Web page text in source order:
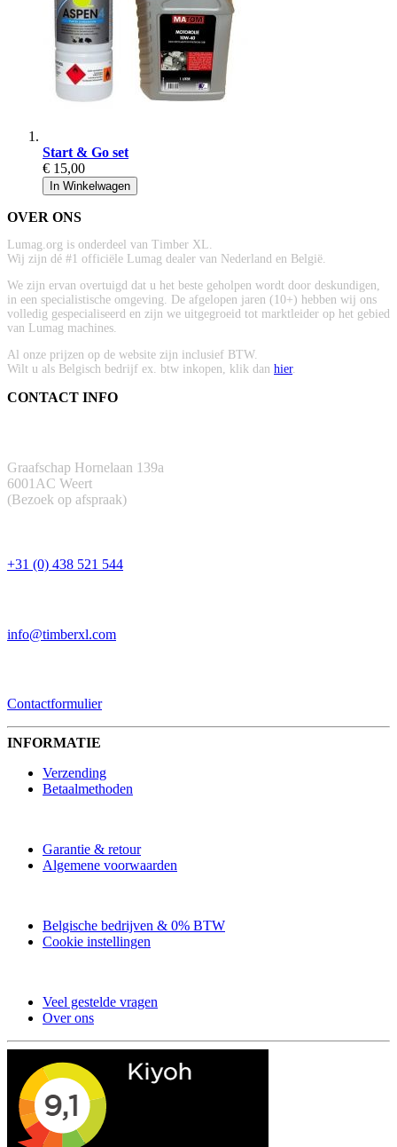
Start & Go set
€ 15,00
In Winkelwagen
OVER ONS
Lumag.org is onderdeel van Timber XL.
Wij zijn dé #1 officiële Lumag dealer van Nederland en België.
We zijn ervan overtuigd dat u het beste geholpen wordt door deskundigen,
in een specialistische omgeving. De afgelopen jaren (10+) hebben wij ons
volledig gespecialiseerd en zijn we uitgegroeid tot marktleider op het gebied
van Lumag machines.
Al onze prijzen op de website zijn inclusief BTW.
Wilt u als Belgisch bedrijf ex. btw inkopen, klik dan hier.
CONTACT INFO
Graafschap Hornelaan 139a
6001AC Weert
(Bezoek op afspraak)
+31 (0) 438 521 544
info@timberxl.com
Contactformulier
INFORMATIE
Verzending
Betaalmethoden
Garantie & retour
Algemene voorwaarden
Belgische bedrijven & 0% BTW
Cookie instellingen
Veel gestelde vragen
Over ons